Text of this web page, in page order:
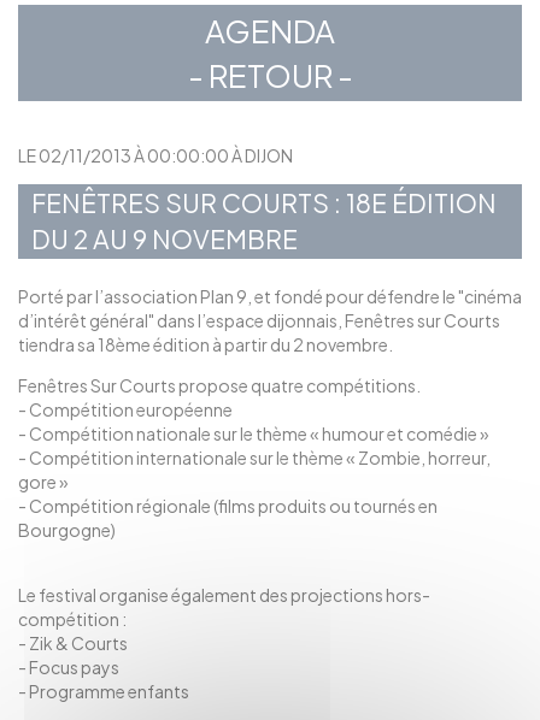
AGENDA
- RETOUR -
LE 02/11/2013 À 00:00:00 À DIJON
FENÊTRES SUR COURTS : 18E ÉDITION
DU 2 AU 9 NOVEMBRE
Porté par l’association Plan 9, et fondé pour défendre le "cinéma
d’intérêt général" dans l’espace dijonnais, Fenêtres sur Courts
tiendra sa 18ème édition à partir du 2 novembre.
Fenêtres Sur Courts propose quatre compétitions.
- Compétition européenne
- Compétition nationale sur le thème « humour et comédie »
- Compétition internationale sur le thème « Zombie, horreur,
gore »
- Compétition régionale (films produits ou tournés en
Bourgogne)
Le festival organise également des projections hors-
compétition :
- Zik & Courts
- Focus pays
- Programme enfants